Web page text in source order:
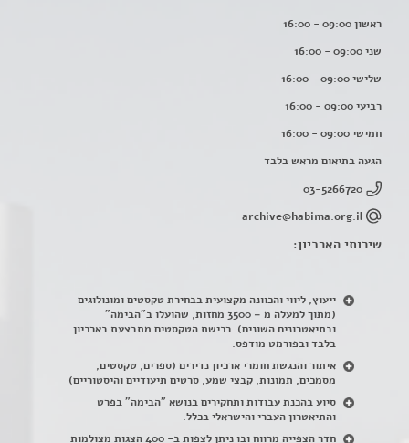
ראשון 09:00 - 16:00
שני 09:00 - 16:00
שלישי 09:00 - 16:00
רביעי 09:00 - 16:00
חמישי 09:00 - 16:00
הגעה בתיאום מראש בלבד
03-5266720
archive@habima.org.il
שירותי הארכיון:
ייעוץ, ליווי והכוונה מקצועית בבחירת טקסטים ומונולוגים
(מתוך למעלה מ – 3500 מחזות, שהועלו ב"הבימה"
ובתיאטרונים השונים). רכישת הטקסטים מתבצעת בארכיון
בלבד ובפורמט מודפס.
איתור והנגשת חומרי ארכיון נדירים (ספרים, טקסטים,
מסמכים, תמונות, קבצי שמע, סרטים תיעודיים והיסטוריים)
סיוע בהכנת עבודות ותחקירים בנושא "הבימה" בפרט
והתיאטרון העברי והישראלי בכלל.
חדר הצפייה מרווח ובו ניתן לצפות ב- 400 הצגות מצולמות